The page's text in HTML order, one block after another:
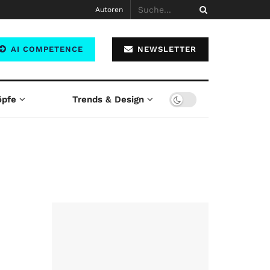
Autoren
AI COMPETENCE NEWSLETTER
Trends & Design